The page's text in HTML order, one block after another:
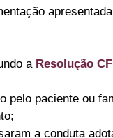
a Resolução
pelo paciente ou
a conduta